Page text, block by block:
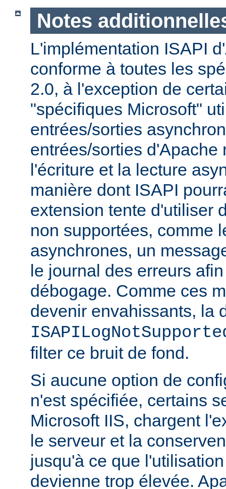
Notes
L'implémentation ISAPI
conforme à toutes les
2.0, à l'exception de
"spécifiques Microsoft"
entrées/sorties
entrées/sorties d'Apache
l'écriture et la lecture
manière dont ISAPI
extension tente d'utiliser
non supportées, comme
asynchrones, un
le journal des erreurs
débogage. Comme ces
devenir envahissants, la
filter ce bruit de fond.
Si aucune option de
n'est spécifiée, certains
Microsoft IIS, chargent
le serveur et la
jusqu'à ce que
devienne trop élevée.